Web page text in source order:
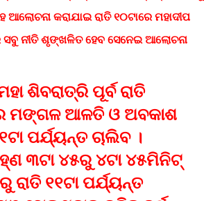
କରାଯାଇ ରାତି ୧୦ଟାରେ ମହାଦୀପ
ନୀତି ଶୃଙ୍ଖଳିତ ହେବ ସେନେଇ ଆଲୋଚନା
ଶିବରାତ୍ରି ପୂର୍ବ ରାତି
ମଙ୍ଗଳ ଆଳତି ଓ ଅବକାଶ
ପର୍ଯ୍ୟନ୍ତ ଚାଲିବ ।
୩ଟା ୪୫ରୁ ୪ଟା ୪୫ମିନିଟ୍‌
ରାତି ୧୧ଟା ପର୍ଯ୍ୟନ୍ତ